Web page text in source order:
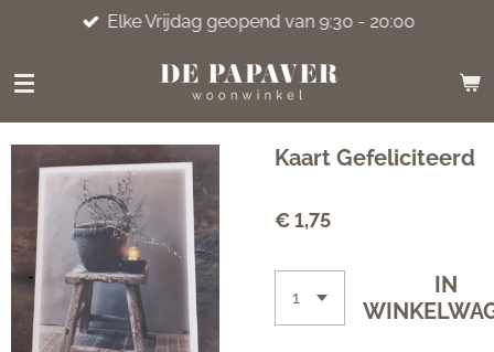
naar
hoofdinhoud
Elke Vrijdag geopend van 9:30 - 20:00
Kaart Gefeliciteerd
€ 1,75
IN